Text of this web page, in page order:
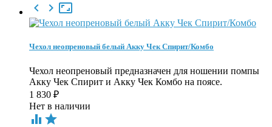

 
Чехол неопреновый белый Акку Чек Спирит/Комбо
Чехол неопреновый предназначен для ношении помпы
Акку Чек Спирит и Акку Чек Комбо​ на поясе.
1 830 ₽
Нет в наличии
 